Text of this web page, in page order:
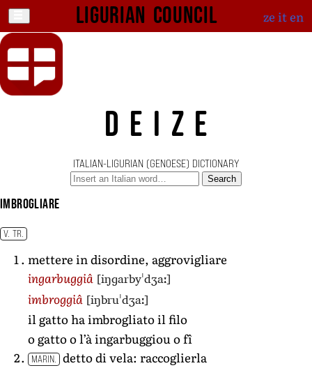
Ligurian Council ze iten
DEIZE
ITALIAN-LIGURIAN (GENOESE) DICTIONARY
Search
imbrogliare
V. TR.
mettere in disordine, aggrovigliare
ingarbuggiâ [iŋɡarbyˈdʒaː]
imbroggiâ [iŋbruˈdʒaː]
il gatto ha imbrogliato il filo
o gatto o l’à ingarbuggiou o fî
MARIN.
detto di vela: raccoglierla